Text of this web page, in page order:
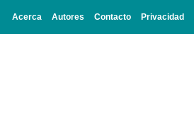
Acerca Autores Contacto Privacidad